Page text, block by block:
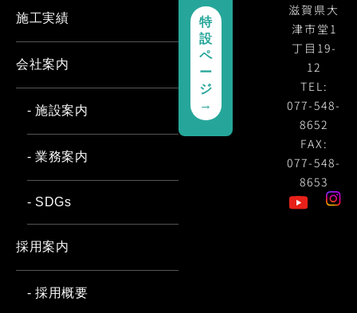
滋賀県大
津市堂1
丁目19-
12
TEL:
077-548-
8652
FAX:
077-548-
8653
特
設
ペ
ー
ジ
→
施工実績
会社案内
- 施設案内
- 業務案内
- SDGs
採用案内
- 採用概要